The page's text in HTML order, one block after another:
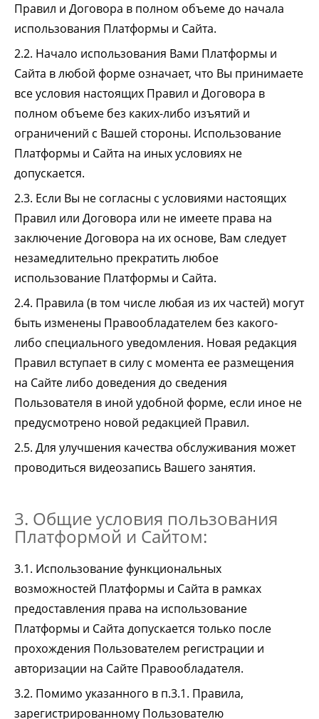
Правил и Договора в полном объеме до начала
использования Платформы и Сайта.
2.2. Начало использования Вами Платформы и
Сайта в любой форме означает, что Вы принимаете
все условия настоящих Правил и Договора в
полном объеме без каких-либо изъятий и
ограничений с Вашей стороны. Использование
Платформы и Сайта на иных условиях не
допускается.
2.3. Если Вы не согласны с условиями настоящих
Правил или Договора или не имеете права на
заключение Договора на их основе, Вам следует
незамедлительно прекратить любое
использование Платформы и Сайта.
2.4. Правила (в том числе любая из их частей) могут
быть изменены Правообладателем без какого-
либо специального уведомления. Новая редакция
Правил вступает в силу с момента ее размещения
на Сайте либо доведения до сведения
Пользователя в иной удобной форме, если иное не
предусмотрено новой редакцией Правил.
2.5. Для улучшения качества обслуживания может
проводиться видеозапись Вашего занятия.
3. Общие условия пользования
Платформой и Сайтом:
3.1. Использование функциональных
возможностей Платформы и Сайта в рамках
предоставления права на использование
Платформы и Сайта допускается только после
прохождения Пользователем регистрации и
авторизации на Сайте Правообладателя.
3.2. Помимо указанного в п.3.1. Правила,
зарегистрированному Пользователю